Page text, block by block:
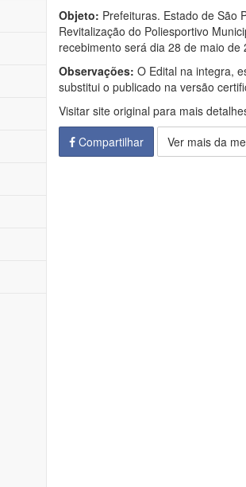
Objeto: Prefeituras. Estado de São
Revitalização do Poliesportivo
recebimento será dia 28 de maio
Observações: O Edital na integra,
substitui o publicado na versão
Visitar site original para mais
Compartilhar
Ver mais da